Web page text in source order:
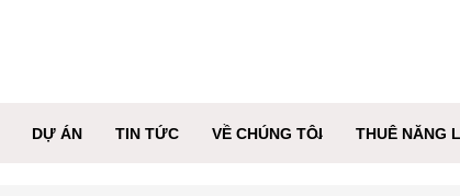
DỰ ÁN TIN TỨC VỀ CHÚNG TÔI THUÊ NĂNG